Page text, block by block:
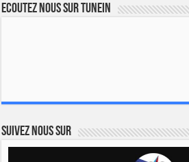
Ecoutez nous sur TuneIn
Suivez nous sur